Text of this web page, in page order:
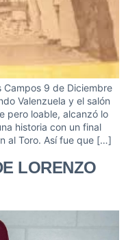
Campos 9 de Diciembre
Valenzuela y el salón
pero loable, alcanzó lo
historia con un final
al Toro. Así fue que […]
LORENZO